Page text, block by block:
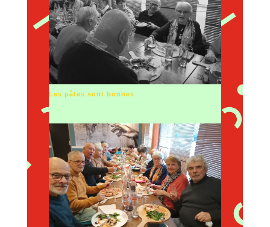
Les pâtes sont bonnes